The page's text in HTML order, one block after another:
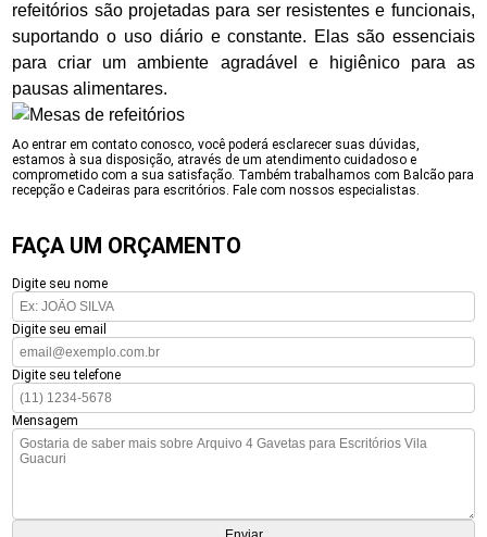
refeitórios são projetadas para ser resistentes e funcionais,
suportando o uso diário e constante. Elas são essenciais
para criar um ambiente agradável e higiênico para as
pausas alimentares.
Ao entrar em contato conosco, você poderá esclarecer suas dúvidas,
estamos à sua disposição, através de um atendimento cuidadoso e
comprometido com a sua satisfação. Também trabalhamos com Balcão para
recepção e Cadeiras para escritórios. Fale com nossos especialistas.
FAÇA UM ORÇAMENTO
Digite seu nome
Digite seu email
Digite seu telefone
Mensagem